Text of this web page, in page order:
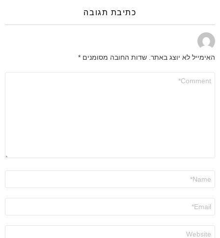
כתיבת תגובה
האימייל לא יוצג באתר. שדות החובה מסומנים *
שלך